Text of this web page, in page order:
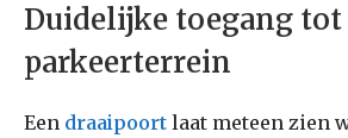
Duidelijke toegang
parkeerterrein
Een draaipoort laat meteen zien